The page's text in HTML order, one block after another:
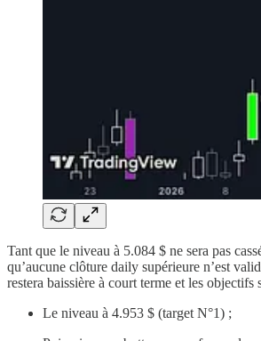
Tant que le niveau à 5.084 $ ne sera pas
qu’aucune clôture daily supérieure n’est
restera baissière à court terme et les objectifs
Le niveau à 4.953 $ (target N°1) ;